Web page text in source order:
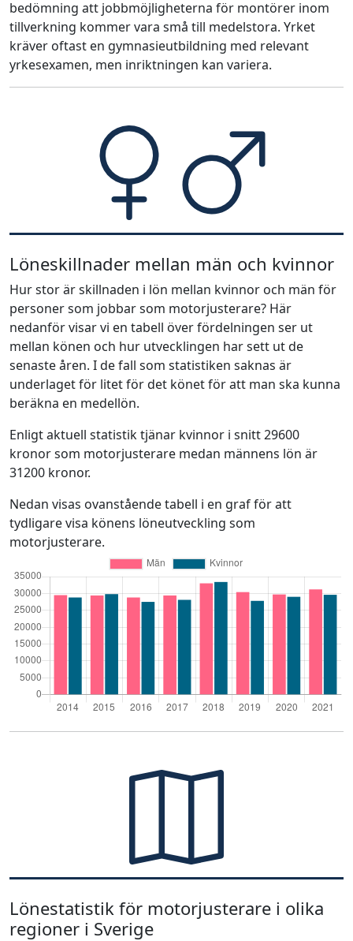
bedömning att jobbmöjligheterna för montörer inom
tillverkning kommer vara små till medelstora. Yrket
kräver oftast en gymnasieutbildning med relevant
yrkesexamen, men inriktningen kan variera.
Löneskillnader mellan män och kvinnor
Hur stor är skillnaden i lön mellan kvinnor och män för
personer som jobbar som motorjusterare? Här
nedanför visar vi en tabell över fördelningen ser ut
mellan könen och hur utvecklingen har sett ut de
senaste åren. I de fall som statistiken saknas är
underlaget för litet för det könet för att man ska kunna
beräkna en medellön.
Enligt aktuell statistik tjänar kvinnor i snitt 29600
kronor som motorjusterare medan männens lön är
31200 kronor.
Nedan visas ovanstående tabell i en graf för att
tydligare visa könens löneutveckling som
motorjusterare.
Lönestatistik för motorjusterare i olika
regioner i Sverige